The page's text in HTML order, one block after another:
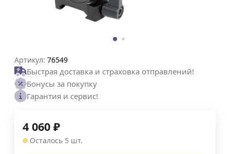
Артикул: 76549
Быстрая доставка и страховка отправлений!
Бонусы за покупку
Гарантия и сервис!
4 060 ₽
Осталось 5 шт.